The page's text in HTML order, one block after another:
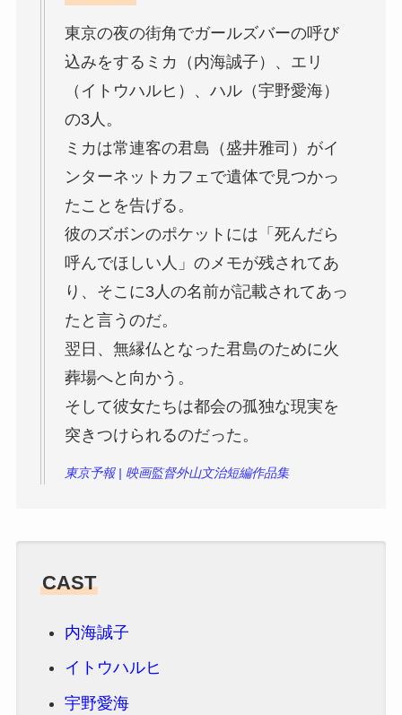
東京の夜の街⾓でガールズバーの呼び
込みをするミカ（内海誠⼦）、エリ
（イトウハルヒ）、ハル（宇野愛海）
の3⼈。
ミカは常連客の君島（盛井雅司）がイ
ンターネットカフェで遺体で⾒つかっ
たことを告げる。
彼のズボンのポケットには「死んだら
呼んでほしい⼈」のメモが残されてあ
り、そこに3⼈の名前が記載されてあっ
たと⾔うのだ。
翌⽇、無縁仏となった君島のために⽕
葬場へと向かう。
そして彼⼥たちは都会の孤独な現実を
突きつけられるのだった。
東京予報 | 映画監督外山文治短編作品集
CAST
内海誠子
イトウハルヒ
宇野愛海